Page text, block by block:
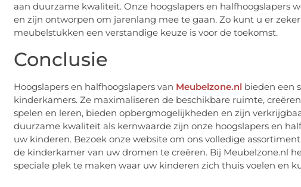
aan duurzame kwaliteit. Onze hoogslapers en halfhoogslapers
en zijn ontworpen om jarenlang mee te gaan. Zo kunt u er
meubelstukken een verstandige keuze is voor de toekomst.
Conclusie
Hoogslapers en halfhoogslapers van Meubelzone.nl bieden een
kinderkamers. Ze maximaliseren de beschikbare ruimte,
spelen en leren, bieden opbergmogelijkheden en zijn
duurzame kwaliteit als kernwaarde zijn onze hoogslapers en
uw kinderen. Bezoek onze website om ons volledige
de kinderkamer van uw dromen te creëren. Bij Meubelzone.nl
speciale plek te maken waar uw kinderen zich thuis voelen en